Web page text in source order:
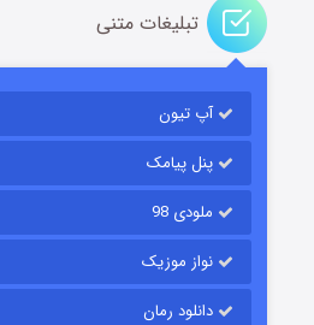
تبلیغات متنی
آپ تیون
پنل پیامک
ملودی 98
نواز موزیک
دانلود رمان